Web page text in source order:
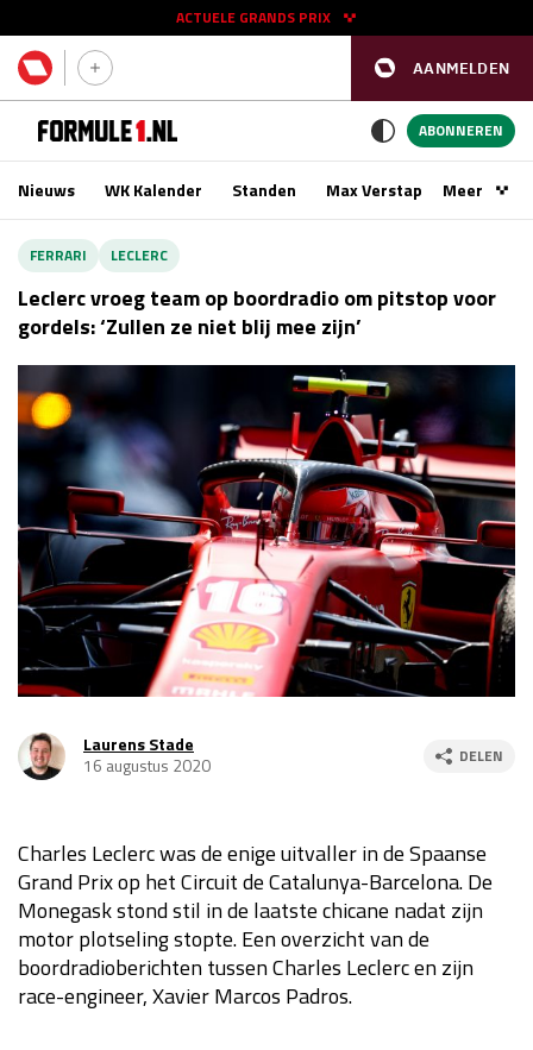
AANMELDEN
ACTUELE GRANDS PRIX
11 - 13 sep
Race
GP AZERBEIDZJAN 2026 24 - 26 sep
Kwalificatie
vr 14:00 - 15:00
Race
za 13:00 - 15:00
Kwalificatie
za 15:00 - 16:00
Race
zo 14:00 - 16:00
GP VERENIGDE STATEN 2026 23 - 25 okt
Kwalificatie
za 23:00 - 00:00
GP MEXICO 2026 30 okt - 01 nov
GP SÃO PAULO 2026
Kwalificatie
za 19:00 - 20:00
Race
zo 18:00 - 20:00
ABONNEREN
Nieuws WK Kalender Standen Max VerstappenMeer
FERRARI LECLERC
Leclerc vroeg team op boordradio om pitstop voor
gordels: ‘Zullen ze niet blij mee zijn’
Laurens Stade
16 augustus 2020
DELEN
Charles Leclerc was de enige uitvaller in de Spaanse
Grand Prix op het Circuit de Catalunya-Barcelona. De
Monegask stond stil in de laatste chicane nadat zijn
motor plotseling stopte. Een overzicht van de
boordradioberichten tussen Charles Leclerc en zijn
race-engineer, Xavier Marcos Padros.